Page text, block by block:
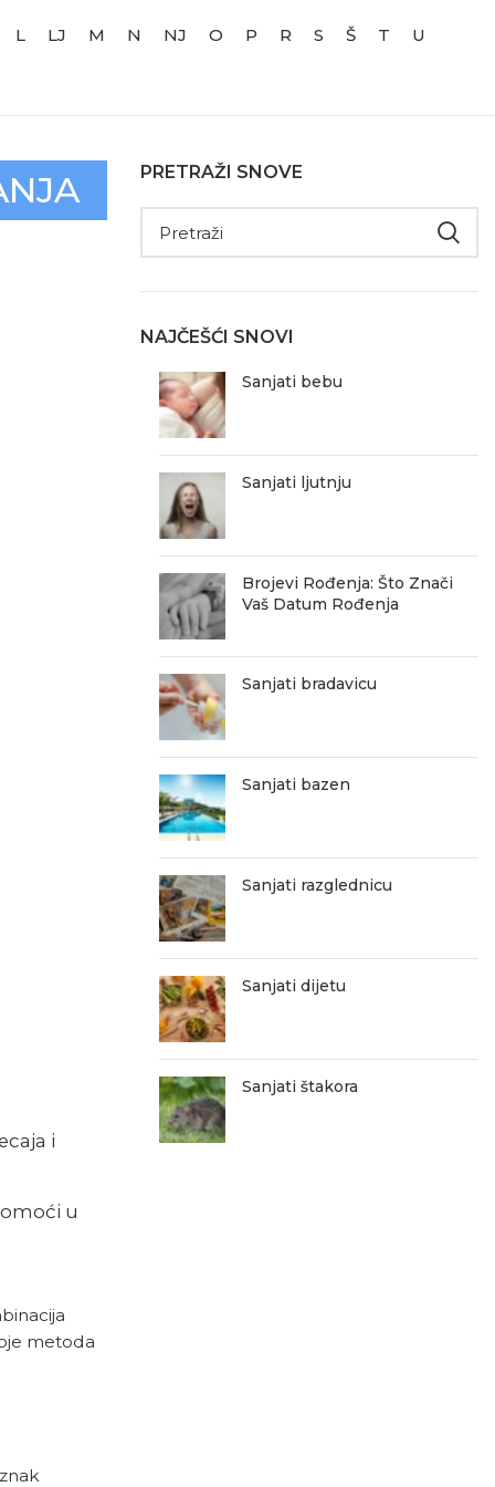
L LJ M N NJ O P R S Š T U
i
u
metoda
PRETRAŽI SNOVE
NAJČEŠĆI SNOVI
Sanjati bebu
Sanjati ljutnju
Brojevi Rođenja: Što Znači
Vaš Datum Rođenja
Sanjati bradavicu
Sanjati bazen
Sanjati razglednicu
Sanjati dijetu
Sanjati štakora